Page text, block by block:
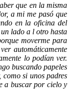
que en la misma
a mi me pasó que
en la oficina del
lado a l otro hasta
moverme para
automáticamente
lo podían ver.
buscando papeles
si unos padres
a buscar por cielo y